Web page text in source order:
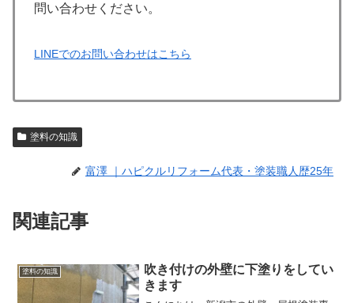
問い合わせください。
LINEでのお問い合わせはこちら
塗料の知識
富澤 ｜ハピクルリフォーム代表・塗装職人歴25年
関連記事
塗料の知識
吹き付けの外壁に下塗りをしてい
きます